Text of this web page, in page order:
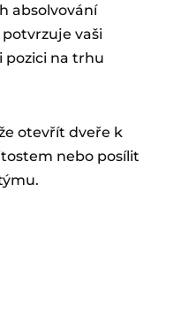
absolvování
vaši
pozici na trhu
otevřít dveře k
nebo posílit